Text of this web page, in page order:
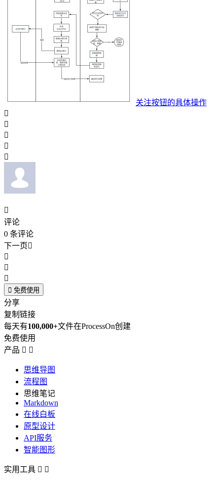
关注按钮的具体操作






评论
0 条评论
下一页



 免费使用
分享
复制链接
每天有100,000+文件在ProcessOn创建
免费使用
产品  
思维导图
流程图
思维笔记
Markdown
在线白板
原型设计
API服务
智能图形
实用工具  